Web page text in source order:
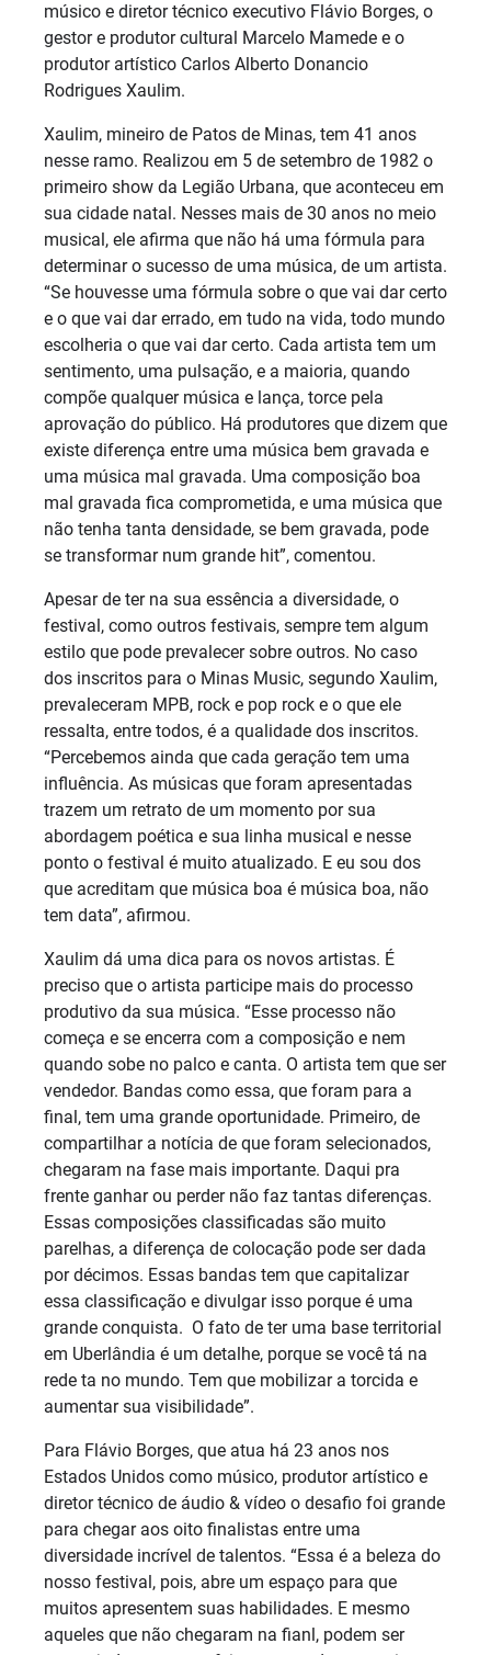
músico e diretor técnico executivo Flávio Borges, o
gestor e produtor cultural Marcelo Mamede e o
produtor artístico Carlos Alberto Donancio
Rodrigues Xaulim.
Xaulim, mineiro de Patos de Minas, tem 41 anos
nesse ramo. Realizou em 5 de setembro de 1982 o
primeiro show da Legião Urbana, que aconteceu em
sua cidade natal. Nesses mais de 30 anos no meio
musical, ele afirma que não há uma fórmula para
determinar o sucesso de uma música, de um artista.
“Se houvesse uma fórmula sobre o que vai dar certo
e o que vai dar errado, em tudo na vida, todo mundo
escolheria o que vai dar certo. Cada artista tem um
sentimento, uma pulsação, e a maioria, quando
compõe qualquer música e lança, torce pela
aprovação do público. Há produtores que dizem que
existe diferença entre uma música bem gravada e
uma música mal gravada. Uma composição boa
mal gravada fica comprometida, e uma música que
não tenha tanta densidade, se bem gravada, pode
se transformar num grande hit”, comentou.
Apesar de ter na sua essência a diversidade, o
festival, como outros festivais, sempre tem algum
estilo que pode prevalecer sobre outros. No caso
dos inscritos para o Minas Music, segundo Xaulim,
prevaleceram MPB, rock e pop rock e o que ele
ressalta, entre todos, é a qualidade dos inscritos.
“Percebemos ainda que cada geração tem uma
influência. As músicas que foram apresentadas
trazem um retrato de um momento por sua
abordagem poética e sua linha musical e nesse
ponto o festival é muito atualizado. E eu sou dos
que acreditam que música boa é música boa, não
tem data”, afirmou.
Xaulim dá uma dica para os novos artistas. É
preciso que o artista participe mais do processo
produtivo da sua música. “Esse processo não
começa e se encerra com a composição e nem
quando sobe no palco e canta. O artista tem que ser
vendedor. Bandas como essa, que foram para a
final, tem uma grande oportunidade. Primeiro, de
compartilhar a notícia de que foram selecionados,
chegaram na fase mais importante. Daqui pra
frente ganhar ou perder não faz tantas diferenças.
Essas composições classificadas são muito
parelhas, a diferença de colocação pode ser dada
por décimos. Essas bandas tem que capitalizar
essa classificação e divulgar isso porque é uma
grande conquista. O fato de ter uma base territorial
em Uberlândia é um detalhe, porque se você tá na
rede ta no mundo. Tem que mobilizar a torcida e
aumentar sua visibilidade”.
Para Flávio Borges, que atua há 23 anos nos
Estados Unidos como músico, produtor artístico e
diretor técnico de áudio & vídeo o desafio foi grande
para chegar aos oito finalistas entre uma
diversidade incrível de talentos. “Essa é a beleza do
nosso festival, pois, abre um espaço para que
muitos apresentem suas habilidades. E mesmo
aqueles que não chegaram na fianl, podem ser